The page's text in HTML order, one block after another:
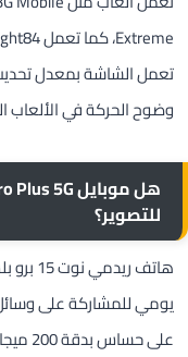
وضوح الحركة في الألعاب
للتصوير؟
هاتف
يومي للمشاركة على وسائل